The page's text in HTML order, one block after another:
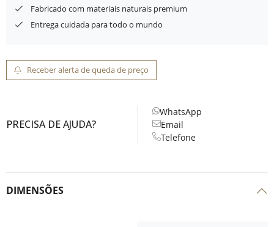
Fabricado com materiais naturais premium
Entrega cuidada para todo o mundo
Receber alerta de queda de preço
PRECISA DE AJUDA?
WhatsApp
Email
Telefone
DIMENSÕES